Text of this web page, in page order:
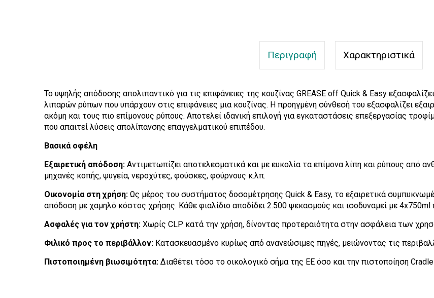
Περιγραφή Χαρακτηριστικά
Το υψηλής απόδοσης απολιπαντικό για τις επιφάνειες της κουζίνας GREASE off Quick & Easy
λιπαρών ρύπων που υπάρχουν στις επιφάνειες μια κουζίνας. Η προηγμένη σύνθεσή του εξασφαλίζει
ακόμη και τους πιο επίμονους ρύπους. Αποτελεί ιδανική επιλογή για εγκαταστάσεις επεξεργασίας
που απαιτεί λύσεις απολίπανσης επαγγελματικού επιπέδου.
Βασικά οφέλη
Εξαιρετική απόδοση: Αντιμετωπίζει αποτελεσματικά και με ευκολία τα επίμονα λίπη και ρύπους από
μηχανές κοπής, ψυγεία, νεροχύτες, φούσκες, φούρνους κ.λπ.
Οικονομία στη χρήση: Ως μέρος του συστήματος δοσομέτρησης Quick & Easy, το εξαιρετικά
απόδοση με χαμηλό κόστος χρήσης. Κάθε φιαλίδιο αποδίδει 2.500 ψεκασμούς και ισοδυναμεί με
Ασφαλές για τον χρήστη: Χωρίς CLP κατά την χρήση, δίνοντας προτεραιότητα στην ασφάλεια των
Φιλικό προς το περιβάλλον: Κατασκευασμένο κυρίως από ανανεώσιμες πηγές, μειώνοντας τις
Πιστοποιημένη βιωσιμότητα: Διαθέτει τόσο το οικολογικό σήμα της ΕΕ όσο και την πιστοποίηση